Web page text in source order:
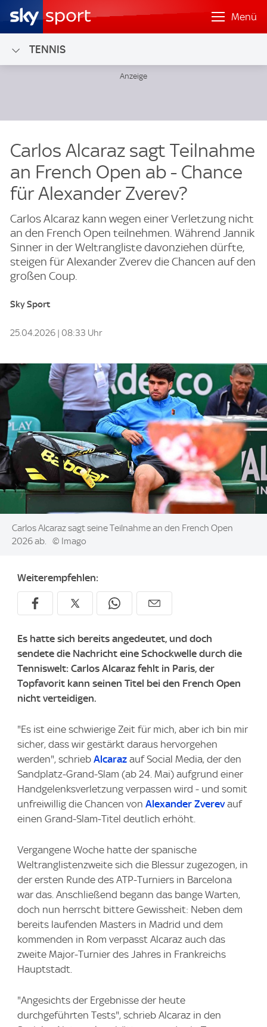
Menü
TENNIS
Carlos Alcaraz sagt Teilnahme
an French Open ab - Chance
für Alexander Zverev?
Carlos Alcaraz kann wegen einer Verletzung nicht
an den French Open teilnehmen. Während Jannik
Sinner in der Weltrangliste davonziehen dürfte,
steigen für Alexander Zverev die Chancen auf den
großen Coup.
Sky Sport
25.04.2026 | 08:33 Uhr
Image:
Carlos Alcaraz sagt seine Teilnahme an den French Open
2026 ab.
© Imago
Weiterempfehlen:
Es hatte sich bereits angedeutet, und doch
sendete die Nachricht eine Schockwelle durch die
Tenniswelt: Carlos Alcaraz fehlt in Paris, der
Topfavorit kann seinen Titel bei den French Open
nicht verteidigen.
"Es ist eine schwierige Zeit für mich, aber ich bin mir
sicher, dass wir gestärkt daraus hervorgehen
werden", schrieb Alcaraz auf Social Media, der den
Sandplatz-Grand-Slam (ab 24. Mai) aufgrund einer
Handgelenksverletzung verpassen wird - und somit
unfreiwillig die Chancen von Alexander Zverevauf
einen Grand-Slam-Titel deutlich erhöht.
Vergangene Woche hatte der spanische
Weltranglistenzweite sich die Blessur zugezogen, in
der ersten Runde des ATP-Turniers in Barcelona
war das. Anschließend begann das bange Warten,
doch nun herrscht bittere Gewissheit: Neben dem
bereits laufenden Masters in Madrid und dem
kommenden in Rom verpasst Alcaraz auch das
zweite Major-Turnier des Jahres in Frankreichs
Hauptstadt.
"Angesichts der Ergebnisse der heute
durchgeführten Tests", schrieb Alcaraz in den